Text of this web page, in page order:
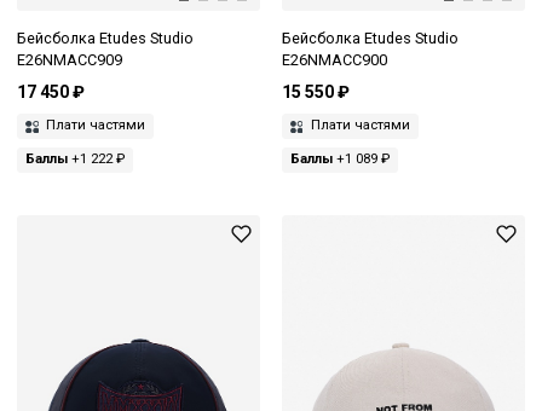
Бейсболка Etudes Studio
E26NMACC909
17 450 ₽
Плати частями
Баллы +1 222 ₽
Бейсболка Etudes Studio
E26NMACC900
15 550 ₽
Плати частями
Баллы+1 089 ₽